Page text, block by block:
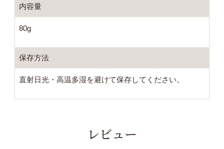
内容量
80g
保存方法
直射日光・高温多湿を避けて保存してください。
レビュー